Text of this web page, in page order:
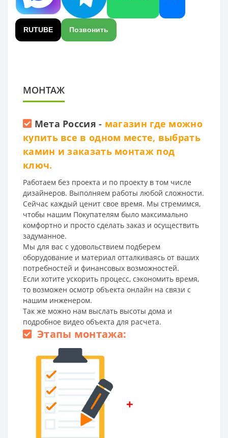
RUTUBE Позвонить
МОНТАЖ
Мета Россия - магазин где можно
купить все в одном месте, выбрать
камин и заказать монтаж под
ключ.
Работаем без проекта и по проекту в том числе
дизайнеров. Выполняем работы любой сложности.
Сейчас каждый ценит свое время. Мы стремимся,
чтобы нашим Покупателям было максимально
комфортно и просто сделать заказ и осуществить
задуманное.
Мы для вас с удовольствием подберем
оборудование и материал отталкиваясь от ваших
потребностей и финансовых возможностей.
Если хотите ускорить процесс, сэкономить время,
то возможен осмотр объекта онлайн на связи с
нашим инженером.
Так же можно нам выслать высоты дома и
подробное видео объекта для расчета.
Этапы монтажа:
+